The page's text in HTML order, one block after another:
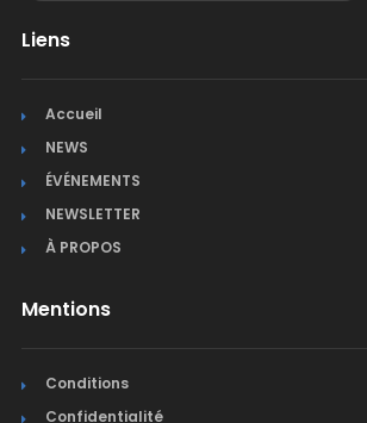
Liens
Accueil
NEWS
ÉVÉNEMENTS
NEWSLETTER
À PROPOS
Mentions
Conditions
Confidentialité